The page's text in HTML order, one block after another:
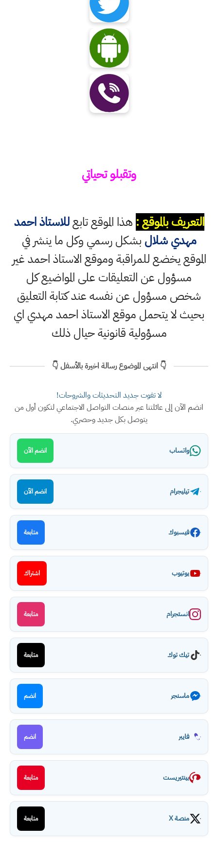
وتقبلو تحياتي
التعريف بالموقع : هذا الموقع تابعللاستاذ احمد
مهدي شلال بشكل رسمي وكل ما ينشر في
الموقع يخضع للمراقبة وموقع الاستاذ احمد غير
مسؤول عن التعليقات على المواضيع كل
شخص مسؤول عن نفسه عند كتابة التعليق
بحيث لا يتحمل موقع الاستاذ احمد مهدي اي
مسؤولية قانونية حيال ذلك
👇 انتهى الموضوع رسالة اخيرة بالأسفل 👇
لا تفوت جديد التحديثات والشروحات!
انضم الآن إلى عائلتنا عبر منصات التواصل الاجتماعي لتكون أول من
يتوصل بكل جديد وحصري.
واتساب انضم الآن
تيليجرام انضم الآن
فيسبوك متابعة
يوتيوب اشتراك
انستجرام متابعة
تيك توك متابعة
ماسنجر انضم
فايبر انضم
بينتيريست متابعة
منصة X متابعة